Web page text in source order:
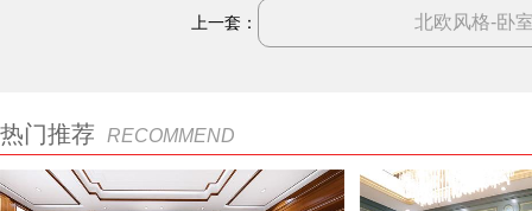
上一套： 北欧风格-卧
热门推荐 RECOMMEND